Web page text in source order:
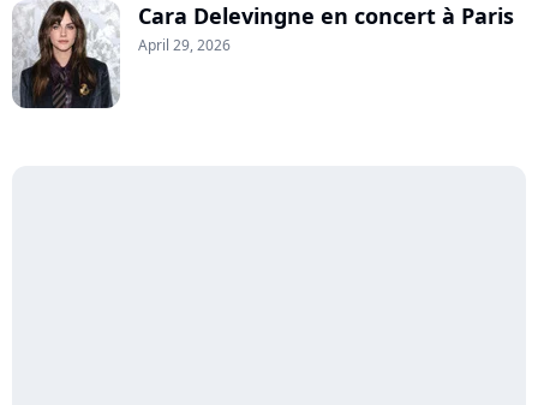
Cara Delevingne en concert à Paris
April 29, 2026